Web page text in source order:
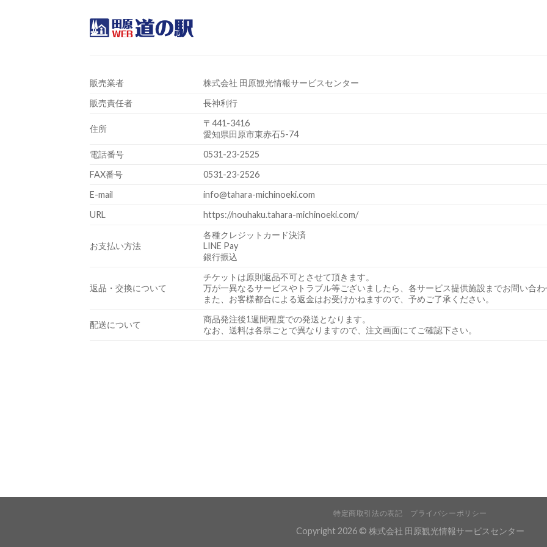
販売業者
株式会社 田原観光情報サービスセンター
販売責任者
長神利行
住所
〒441-3416
愛知県田原市東赤石5-74
電話番号
0531-23-2525
FAX番号
0531-23-2526
E-mail
info@tahara-michinoeki.com
URL
https://nouhaku.tahara-michinoeki.com/
お支払い方法
各種クレジットカード決済
LINE Pay
銀行振込
返品・交換について
チケットは原則返品不可とさせて頂きます。
万が一異なるサービスやトラブル等ございましたら、各サービス提供施設までお問い合わ
また、お客様都合による返金はお受けかねますので、予めご了承ください。
配送について
商品発注後1週間程度での発送となります。
なお、送料は各県ごとで異なりますので、注文画面にてご確認下さい。
特定商取引法の表記 プライバシーポリシー
Copyright 2026 © 株式会社 田原観光情報サービスセンター